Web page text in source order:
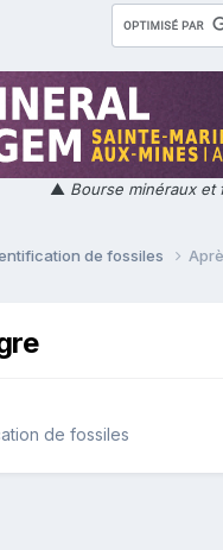
▲ Bourse minéraux et
de fossiles
de fossiles